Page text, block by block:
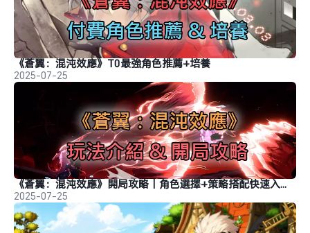
《蒼翼：混沌效應》T0最強角色推薦+培養
2025-07-25
《蒼翼：混沌效應》開局攻略｜角色選擇+策略搭配快速入門指南
2025-07-25